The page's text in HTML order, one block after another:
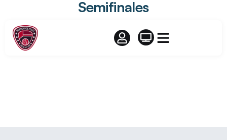
Semifinales